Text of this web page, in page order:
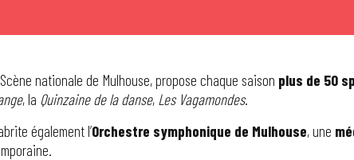
nationale de Mulhouse, propose chaque saison plus de 50
, la Quinzaine de la danse, Les Vagamondes.
également l’Orchestre symphonique de Mulhouse, une